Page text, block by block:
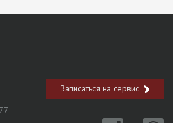
Записаться на сервис